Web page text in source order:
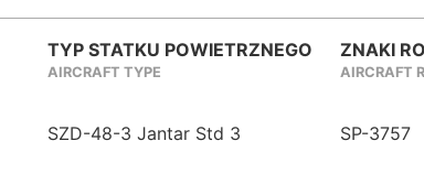
TYP STATKU POWIETRZNEGO
AIRCRAFT TYPE
SZD-48-3 Jantar Std 3
ZNAKI
AIRCRAFT
SP-3757